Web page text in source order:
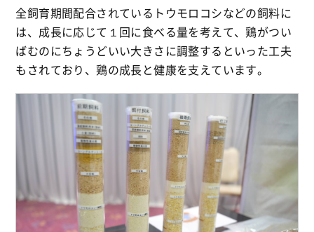
全飼育期間配合されているトウモロコシなどの飼料に
は、成長に応じて１回に食べる量を考えて、鶏がつい
ばむのにちょうどいい大きさに調整するといった工夫
もされており、鶏の成長と健康を支えています。